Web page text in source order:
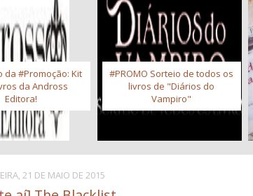
da #Promoção: Kit
da Andross
Editora!
#PROMO Sorteio de todos os
livros de "Diários do
Vampiro"
21 DE MAIO DE 2015